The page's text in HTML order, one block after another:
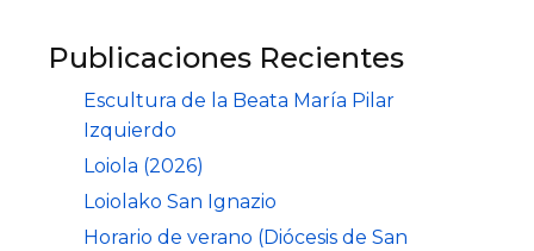
Publicaciones Recientes
Escultura de la Beata María Pilar
Izquierdo
Loiola (2026)
Loiolako San Ignazio
Horario de verano (Diócesis de San